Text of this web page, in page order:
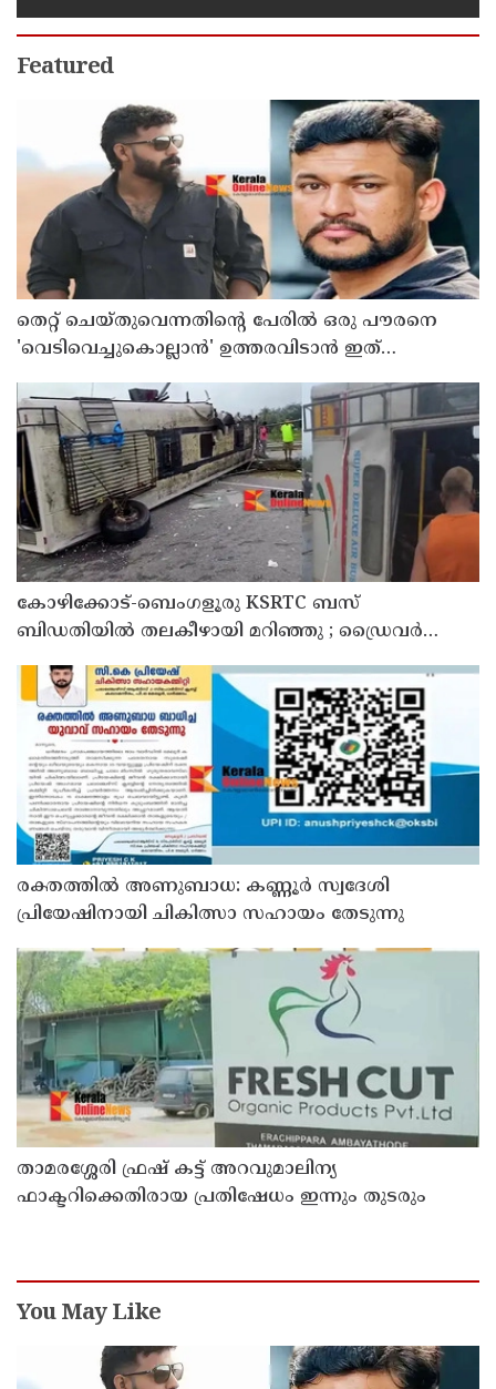
കണ്ടക്ടര്‍ക്കും ദാരുണാന്ത്യം
Featured
തെറ്റ് ചെയ്തുവെന്നതിന്റെ പേരില്‍ ഒരു പൗരനെ
'വെടിവെച്ചുകൊല്ലാന്‍' ഉത്തരവിടാന്‍ ഇത്
യുപിയോ ബിഹാറോ അല്ല ; അര്‍ജുന്‍ ആയങ്കിയെ
പിന്തുണച്ച് ആകാശ് തില്ലങ്കേരി
കോഴിക്കോട്-ബെംഗളൂരു KSRTC ബസ്
ബിഡതിയിൽ തലകീഴായി മറിഞ്ഞു ; ഡ്രെെവർക്കും
പരിക്ക്
രക്തത്തിൽ അണുബാധ: കണ്ണൂർ സ്വദേശി
പ്രിയേഷിനായി ചികിത്സാ സഹായം തേടുന്നു
താമരശ്ശേരി ഫ്രഷ് കട്ട് അറവുമാലിന്യ
ഫാക്ടറിക്കെതിരായ പ്രതിഷേധം ഇന്നും തുടരും
You May Like